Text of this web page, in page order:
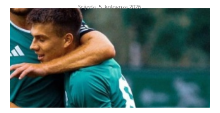
Srijeda, 5. kolovoza 2026.